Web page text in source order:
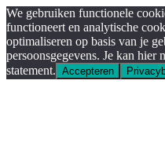
We gebruiken functionele
functioneert en analytische
optimaliseren op basis van je
persoonsgegevens. Je kan hier
statement. Accepteren